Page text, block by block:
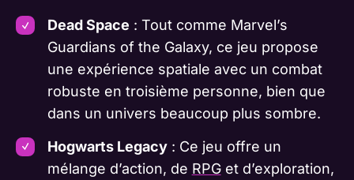
Dead Space : Tout comme Marvel’s
Guardians of the Galaxy, ce jeu propose
une expérience spatiale avec un combat
robuste en troisième personne, bien que
dans un univers beaucoup plus sombre​​.
Hogwarts Legacy: Ce jeu offre un
mélange d’action, de RPGet d’exploration,